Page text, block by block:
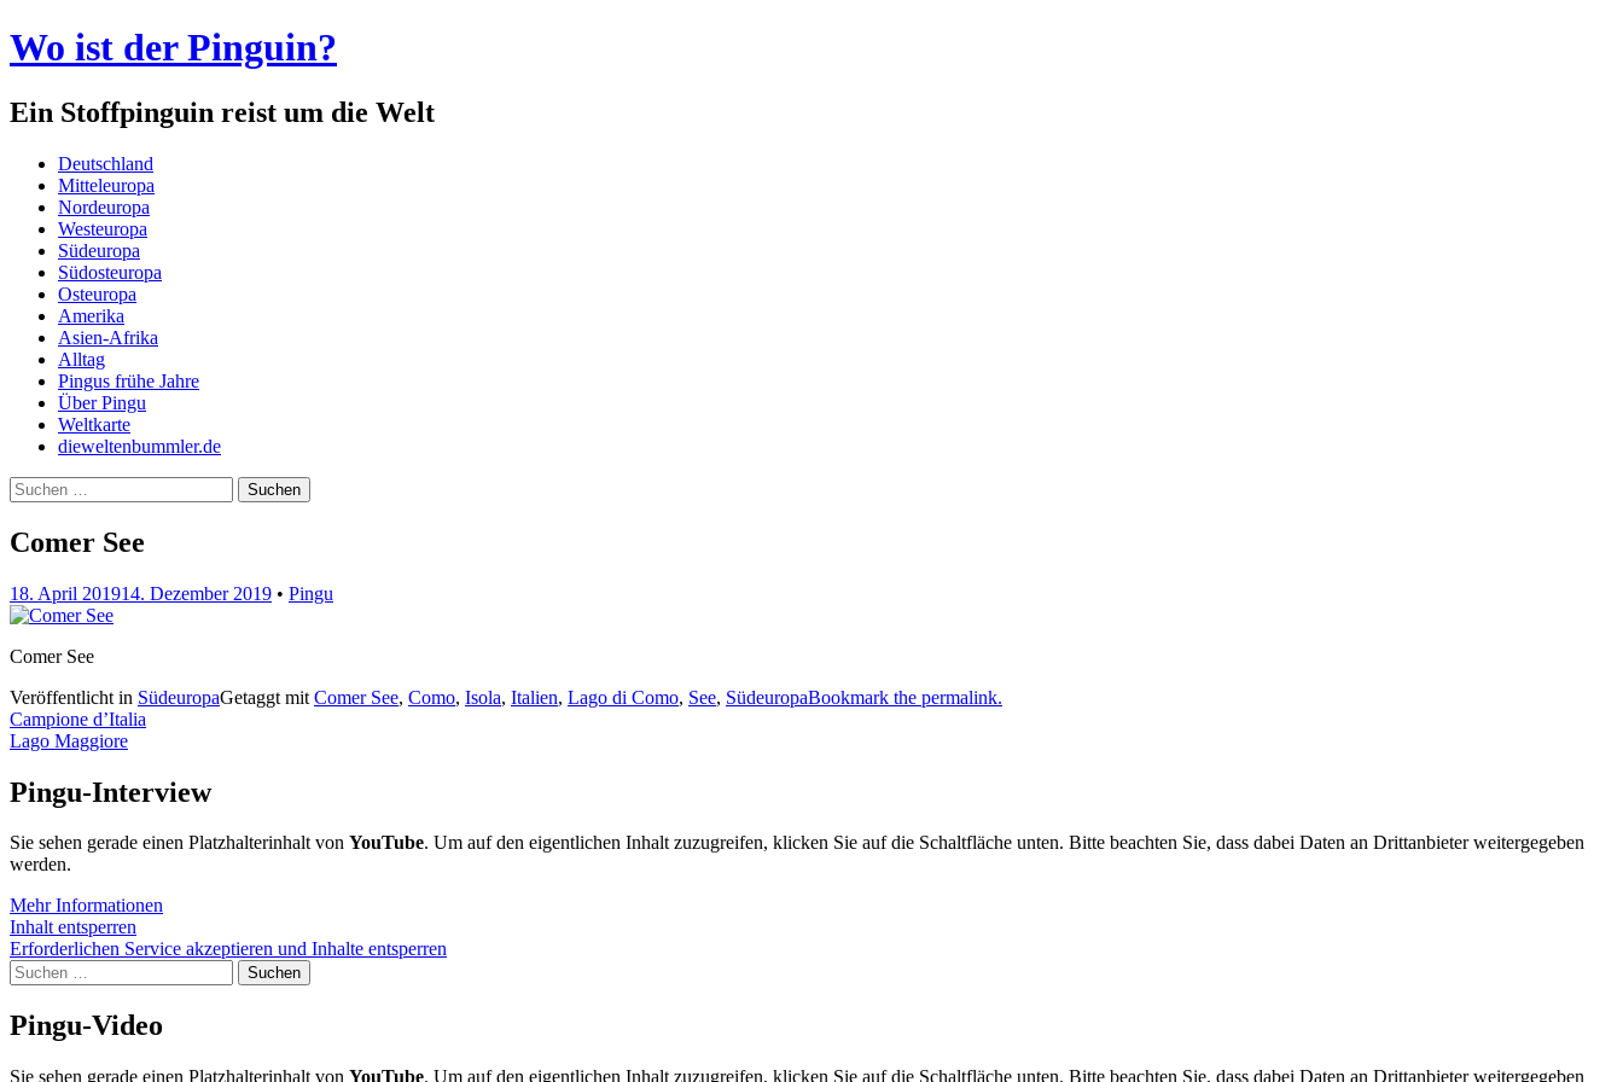
Wo ist der Pinguin?
Ein Stoffpinguin reist um die Welt
Menü
Zum
Inhalt
springen
Deutschland
Mitteleuropa
Nordeuropa
Westeuropa
Südeuropa
Südosteuropa
Osteuropa
Amerika
Asien-Afrika
Alltag
Pingus frühe Jahre
Über Pingu
Weltkarte
dieweltenbummler.de
Suchen
nach:
Comer See
18. April 201914. Dezember 2019 • Pingu
Comer See
Veröffentlicht in SüdeuropaGetaggt mit Comer See, Como, Isola, Italien, Lago di Como, See, SüdeuropaBookmark the permalink.
Beitragsnavigation
Campione d’Italia
Lago Maggiore
Pingu-Interview
Sie sehen gerade einen Platzhalterinhalt von YouTube. Um auf den eigentlichen Inhalt zuzugreifen, klicken Sie auf die Schaltfläche unten. Bitte beachten Sie, dass dabei Daten an Drittanbieter weitergegeben
werden.
Mehr Informationen
Inhalt entsperren
Erforderlichen Service akzeptieren und Inhalte entsperren
Suchen
nach:
Pingu-Video
Sie sehen gerade einen Platzhalterinhalt von YouTube. Um auf den eigentlichen Inhalt zuzugreifen, klicken Sie auf die Schaltfläche unten. Bitte beachten Sie, dass dabei Daten an Drittanbieter weitergegeben